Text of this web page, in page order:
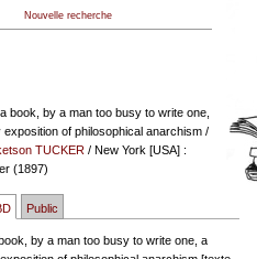
Nouvelle recherche
book, by a man too busy to write one,
exposition of philosophical anarchism/
TUCKER/ New York [USA] :
(1897)
Public
by a man too busy to write one, a